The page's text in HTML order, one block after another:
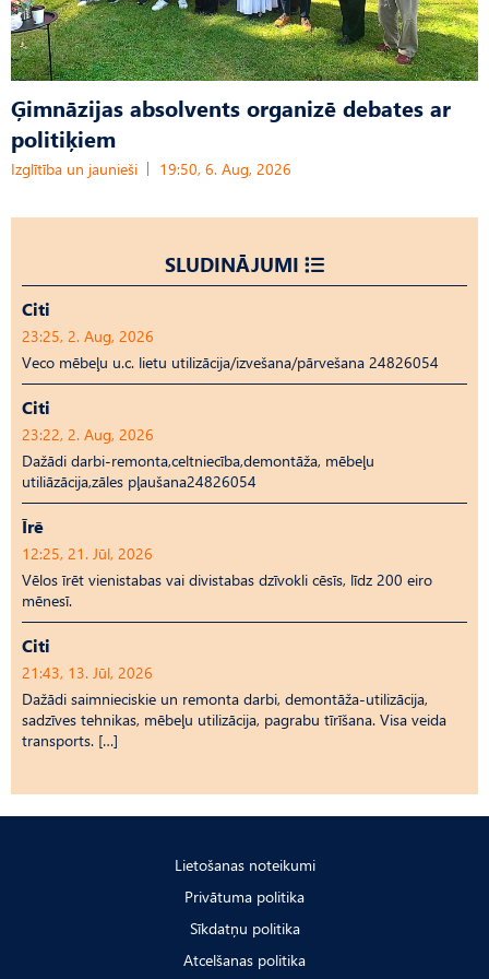
Ģimnāzijas absolvents organizē debates ar
politiķiem
Izglītība un jaunieši 19:50, 6. Aug, 2026
SLUDINĀJUMI
Citi
23:25, 2. Aug, 2026
Veco mēbeļu u.c. lietu utilizācija/izvešana/pārvešana 24826054
Citi
23:22, 2. Aug, 2026
Dažādi darbi-remonta,celtniecība,demontāža, mēbeļu
utiliāzācija,zāles pļaušana24826054
Īrē
12:25, 21. Jūl, 2026
Vēlos īrēt vienistabas vai divistabas dzīvokli cēsīs, līdz 200 eiro
mēnesī.
Citi
21:43, 13. Jūl, 2026
Dažādi saimnieciskie un remonta darbi, demontāža-utilizācija,
sadzīves tehnikas, mēbeļu utilizācija, pagrabu tīrīšana. Visa veida
transports. […]
Lietošanas noteikumi
Privātuma politika
Sīkdatņu politika
Atcelšanas politika